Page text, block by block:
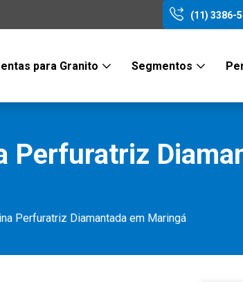
(11) 3386-
para Granito Segmentos
Perfuratriz
Perfuratriz Diamantada em Maringá